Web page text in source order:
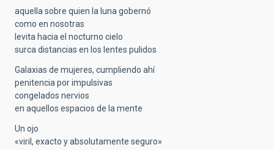
aquella sobre quien la luna gobernó
como en nosotras
levita hacia el nocturno cielo
surca distancias en los lentes pulidos
Galaxias de mujeres, cumpliendo ahí
penitencia por impulsivas
congelados nervios
en aquellos espacios de la mente
Un ojo
«viril, exacto y absolutamente seguro»